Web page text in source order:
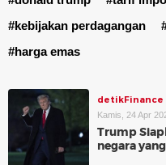
#kebijakan perdagangan
#harga emas
detikFinance
Kamis, 24 Apr
Trump
negara